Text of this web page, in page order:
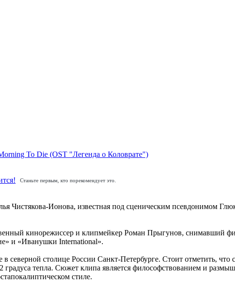
To Die (OST "Легенда о Коловрате")
Станьте первым, кто порекомендует это.
Чистякова-Ионова, известная под сценическим псевдонимом
кинорежиссер и клипмейкер Роман Прыгунов, снимавший
и «Иванушки International».
северной столице России Санкт-Петербурге. Стоит отметить,
градуса тепла. Сюжет клипа является философствованием и
стиле.